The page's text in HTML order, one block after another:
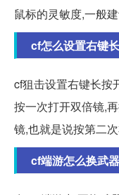
鼠标的灵敏度,一般
cf怎么设置右键
cf狙击设置右键长按
按一次打开双倍镜,
镜,也就是说按第二
cf端游怎么换武